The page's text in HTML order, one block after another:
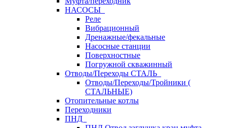
НАСОСЫ
Реле
Вибрационный
Дренажные/фекальные
Насосные станции
Поверхностные
Погружной скважинный
Отводы/Переходы СТАЛЬ
Отводы/Переходы/Тройники (
СТАЛЬНЫЕ)
Отопительные котлы
Переходники
ПНД